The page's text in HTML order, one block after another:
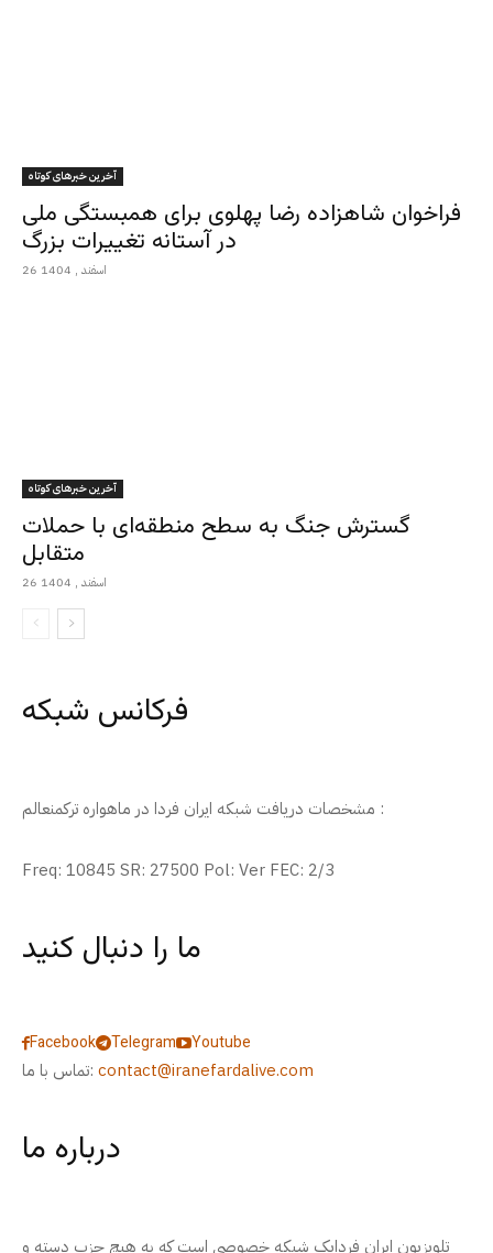
آخرین خبرهای کوتاه
فراخوان شاهزاده رضا پهلوی برای همبستگی ملی
در آستانه تغییرات بزرگ
26 اسفند , 1404
آخرین خبرهای کوتاه
گسترش جنگ به سطح منطقه‌ای با حملات
متقابل
26 اسفند , 1404
فرکانس شبکه
مشخصات دریافت شبکه ایران فردا در ماهواره ترکمنعالم :
Freq: 10845 SR: 27500 Pol: Ver FEC: 2/3
ما را دنبال کنید
Facebook Telegram
Youtube
تماس با ما: contact@iranefardalive.com
درباره ما
تلویزیون ایران فردایک شبکه خصوصی است که به هیچ حزب دسته و